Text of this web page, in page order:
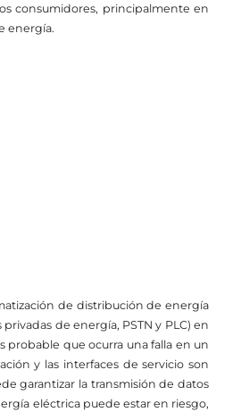
consumidores, principalmente en
energía.
de distribución de energía
de energía, PSTN y PLC) en
probable que ocurra una falla en un
y las interfaces de servicio son
garantizar la transmisión de datos
eléctrica puede estar en riesgo,